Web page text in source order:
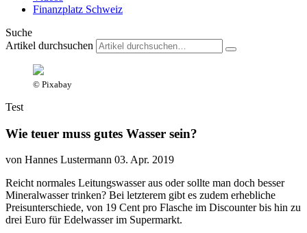
Finanzplatz Schweiz
Suche
Artikel durchsuchen
© Pixabay
Test
Wie teuer muss gutes Wasser sein?
von Hannes Lustermann 03. Apr. 2019
Reicht normales Leitungswasser aus oder sollte man doch besser
Mineralwasser trinken? Bei letzterem gibt es zudem erhebliche
Preisunterschiede, von 19 Cent pro Flasche im Discounter bis hin zu
drei Euro für Edelwasser im Supermarkt.